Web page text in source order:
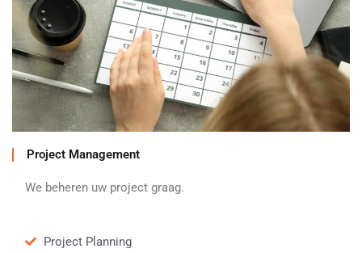
Project Management
We beheren uw project graag.
Project Planning